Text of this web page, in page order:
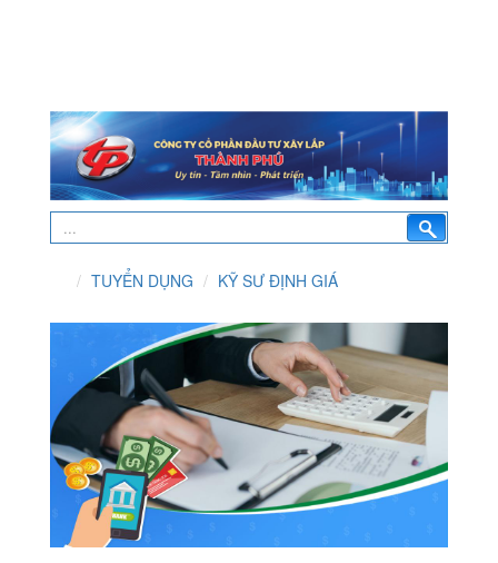
TUYỂN DỤNG KỸ SƯ ĐỊNH GIÁ